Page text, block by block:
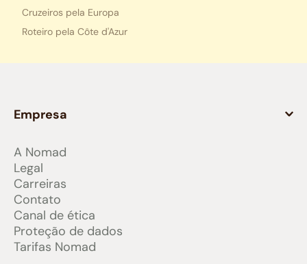
Cruzeiros pela Europa
Roteiro pela Côte d'Azur
Empresa
A Nomad
Legal
Carreiras
Contato
Canal de ética
Proteção de dados
Tarifas Nomad